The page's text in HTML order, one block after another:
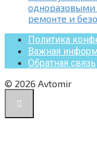
одноразовыми
ремонте и
Политика
Важная
Обратная связь
© 2026 Avtomir